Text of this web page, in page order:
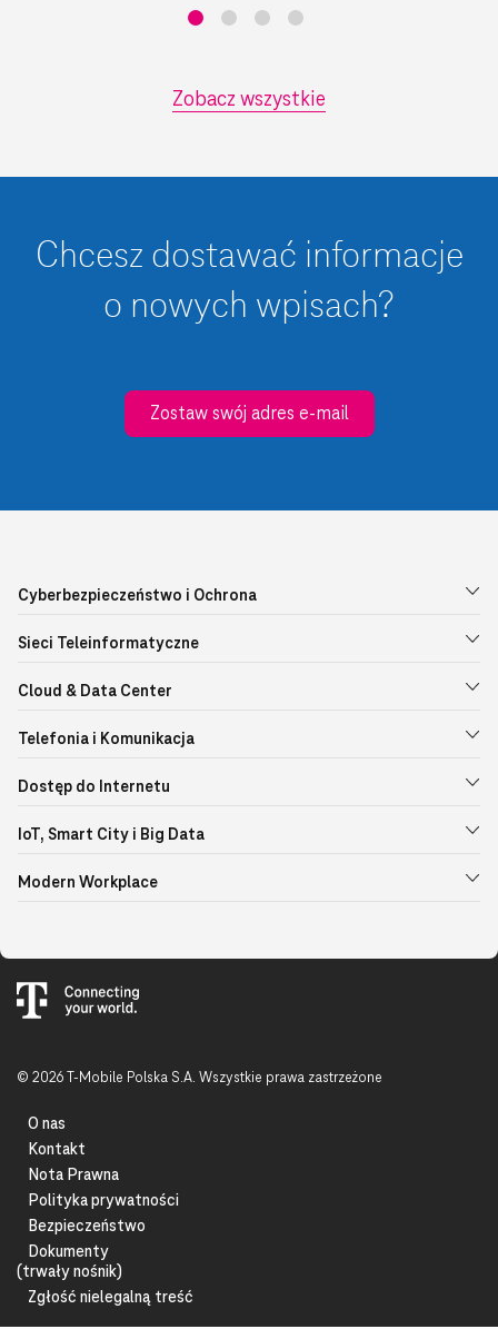
Zobacz wszystkie
Chcesz dostawać informacje
o nowych wpisach?
Zostaw swój adres e-mail
Cyberbezpieczeństwo i Ochrona
Sieci Teleinformatyczne
Cloud & Data Center
Telefonia i Komunikacja
Dostęp do Internetu
IoT, Smart City i Big Data
Modern Workplace
© 2026 T-Mobile Polska S.A. Wszystkie prawa zastrzeżone
O nas
Kontakt
Nota Prawna
Polityka prywatności
Bezpieczeństwo
Dokumenty
(trwały nośnik)
Zgłość nielegalną treść